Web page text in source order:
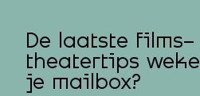
De laatste films-
theatertips
je mailbox?